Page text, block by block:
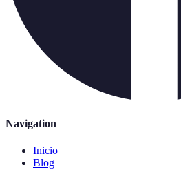
Navigation
Inicio
Blog